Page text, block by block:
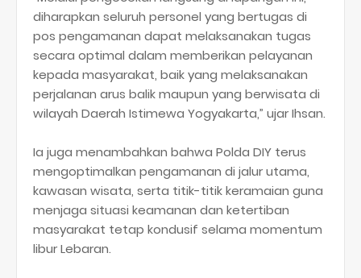
diharapkan seluruh personel yang bertugas di
pos pengamanan dapat melaksanakan tugas
secara optimal dalam memberikan pelayanan
kepada masyarakat, baik yang melaksanakan
perjalanan arus balik maupun yang berwisata di
wilayah Daerah Istimewa Yogyakarta,” ujar Ihsan.
Ia juga menambahkan bahwa Polda DIY terus
mengoptimalkan pengamanan di jalur utama,
kawasan wisata, serta titik-titik keramaian guna
menjaga situasi keamanan dan ketertiban
masyarakat tetap kondusif selama momentum
libur Lebaran.